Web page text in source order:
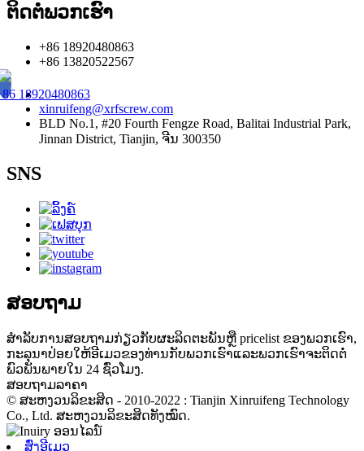
ຕິດ​ຕໍ່​ພວກ​ເຮົາ
+86 18920480863
+86 13820522567
18920480863
xinruifeng@xrfscrew.com
BLD No.1, #20 Fourth Fengze Road, Balitai Industrial Park,
Jinnan District, Tianjin, ຈີນ 300350
SNS
ສອບຖາມ
ສໍາ​ລັບ​ການ​ສອບ​ຖາມ​ກ່ຽວ​ກັບ​ຜະ​ລິດ​ຕະ​ພັນ​ຫຼື pricelist ຂອງ​ພວກ​ເຮົາ​,
ກະ​ລຸ​ນາ​ປ່ອຍ​ໃຫ້​ອີ​ເມວ​ຂອງ​ທ່ານ​ກັບ​ພວກ​ເຮົາ​ແລະ​ພວກ​ເຮົາ​ຈະ​ຕິດ​ຕໍ່​
ພົວ​ພັນ​ພາຍ​ໃນ 24 ຊົ່ວ​ໂມງ​.
ສອບຖາມລາຄາ
© ສະຫງວນລິຂະສິດ - 2010-2022 : Tianjin Xinruifeng Technology
Co., Ltd. ສະຫງວນລິຂະສິດທັງໝົດ.
ສົ່ງອີເມວ